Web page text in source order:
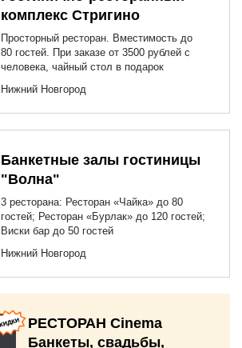
комплекс Стригино
Просторный ресторан. Вместимость до
80 гостей. При заказе от 3500 рублей с
человека, чайный стол в подарок
Нижний Новгород
Банкетные залы гостиницы
"Волна"
3 ресторана: Ресторан «Чайка» до 80
гостей; Ресторан «Бурлак» до 120 гостей;
Виски бар до 50 гостей
Нижний Новгород
РЕСТОРАН Cinema
Банкеты, свадьбы,